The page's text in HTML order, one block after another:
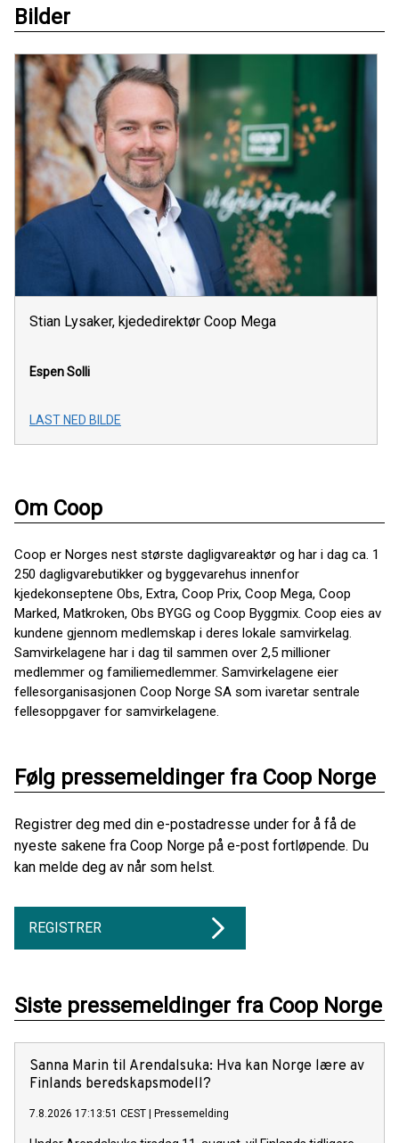
Bilder
Stian Lysaker, kjededirektør Coop Mega
Espen Solli
LAST NED BILDE
Om Coop
Coop er Norges nest største dagligvareaktør og har i dag ca. 1
250 dagligvarebutikker og byggevarehus innenfor
kjedekonseptene Obs, Extra, Coop Prix, Coop Mega, Coop
Marked, Matkroken, Obs BYGG og Coop Byggmix. Coop eies av
kundene gjennom medlemskap i deres lokale samvirkelag.
Samvirkelagene har i dag til sammen over 2,5 millioner
medlemmer og familiemedlemmer. Samvirkelagene eier
fellesorganisasjonen Coop Norge SA som ivaretar sentrale
fellesoppgaver for samvirkelagene.
Følg pressemeldinger fra Coop Norge
Registrer deg med din e-postadresse under for å få de
nyeste sakene fra Coop Norge på e-post fortløpende. Du
kan melde deg av når som helst.
REGISTRER
Siste pressemeldinger fra Coop Norge
Sanna Marin til Arendalsuka: Hva kan Norge lære av
Finlands beredskapsmodell?
7.8.2026 17:13:51 CEST | Pressemelding